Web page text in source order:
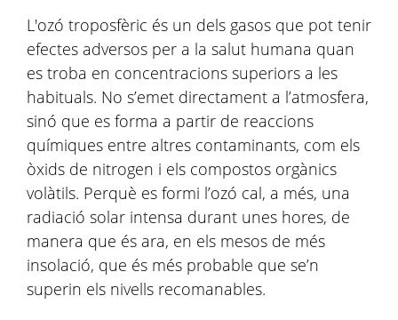
L'ozó troposfèric és un dels gasos que pot tenir
efectes adversos per a la salut humana quan
es troba en concentracions superiors a les
habituals. No s’emet directament a l’atmosfera,
sinó que es forma a partir de reaccions
químiques entre altres contaminants, com els
òxids de nitrogen i els compostos orgànics
volàtils. Perquè es formi l’ozó cal, a més, una
radiació solar intensa durant unes hores, de
manera que és ara, en els mesos de més
insolació, que és més probable que se’n
superin els nivells recomanables.